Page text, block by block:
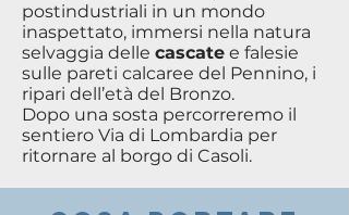
postindustriali in un mondo
inaspettato, immersi nella natura
selvaggia delle cascate e falesie
sulle pareti calcaree del Pennino, i
ripari dell’età del Bronzo.
Dopo una sosta percorreremo il
sentiero Via di Lombardia per
ritornare al borgo di Casoli.